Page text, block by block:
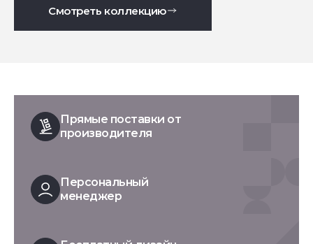
Смотреть коллекцию
Прямые поставки от
производителя
Персональный
менеджер